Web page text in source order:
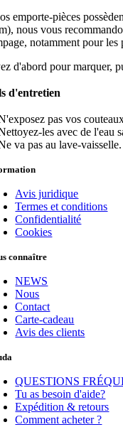
emporte-pièces
nous vous
notamment pour
d'abord pour marquer,
d'entretien
pas vos
les avec de l'eau
va pas au lave-vaisselle.
Avis juridique
Termes et conditions
Confidentialité
Cookies
connaître
NEWS
Nous
Contact
Carte-cadeau
Avis des clients
QUESTIONS
Tu as besoin d'aide?
Expédition & retours
Comment acheter ?